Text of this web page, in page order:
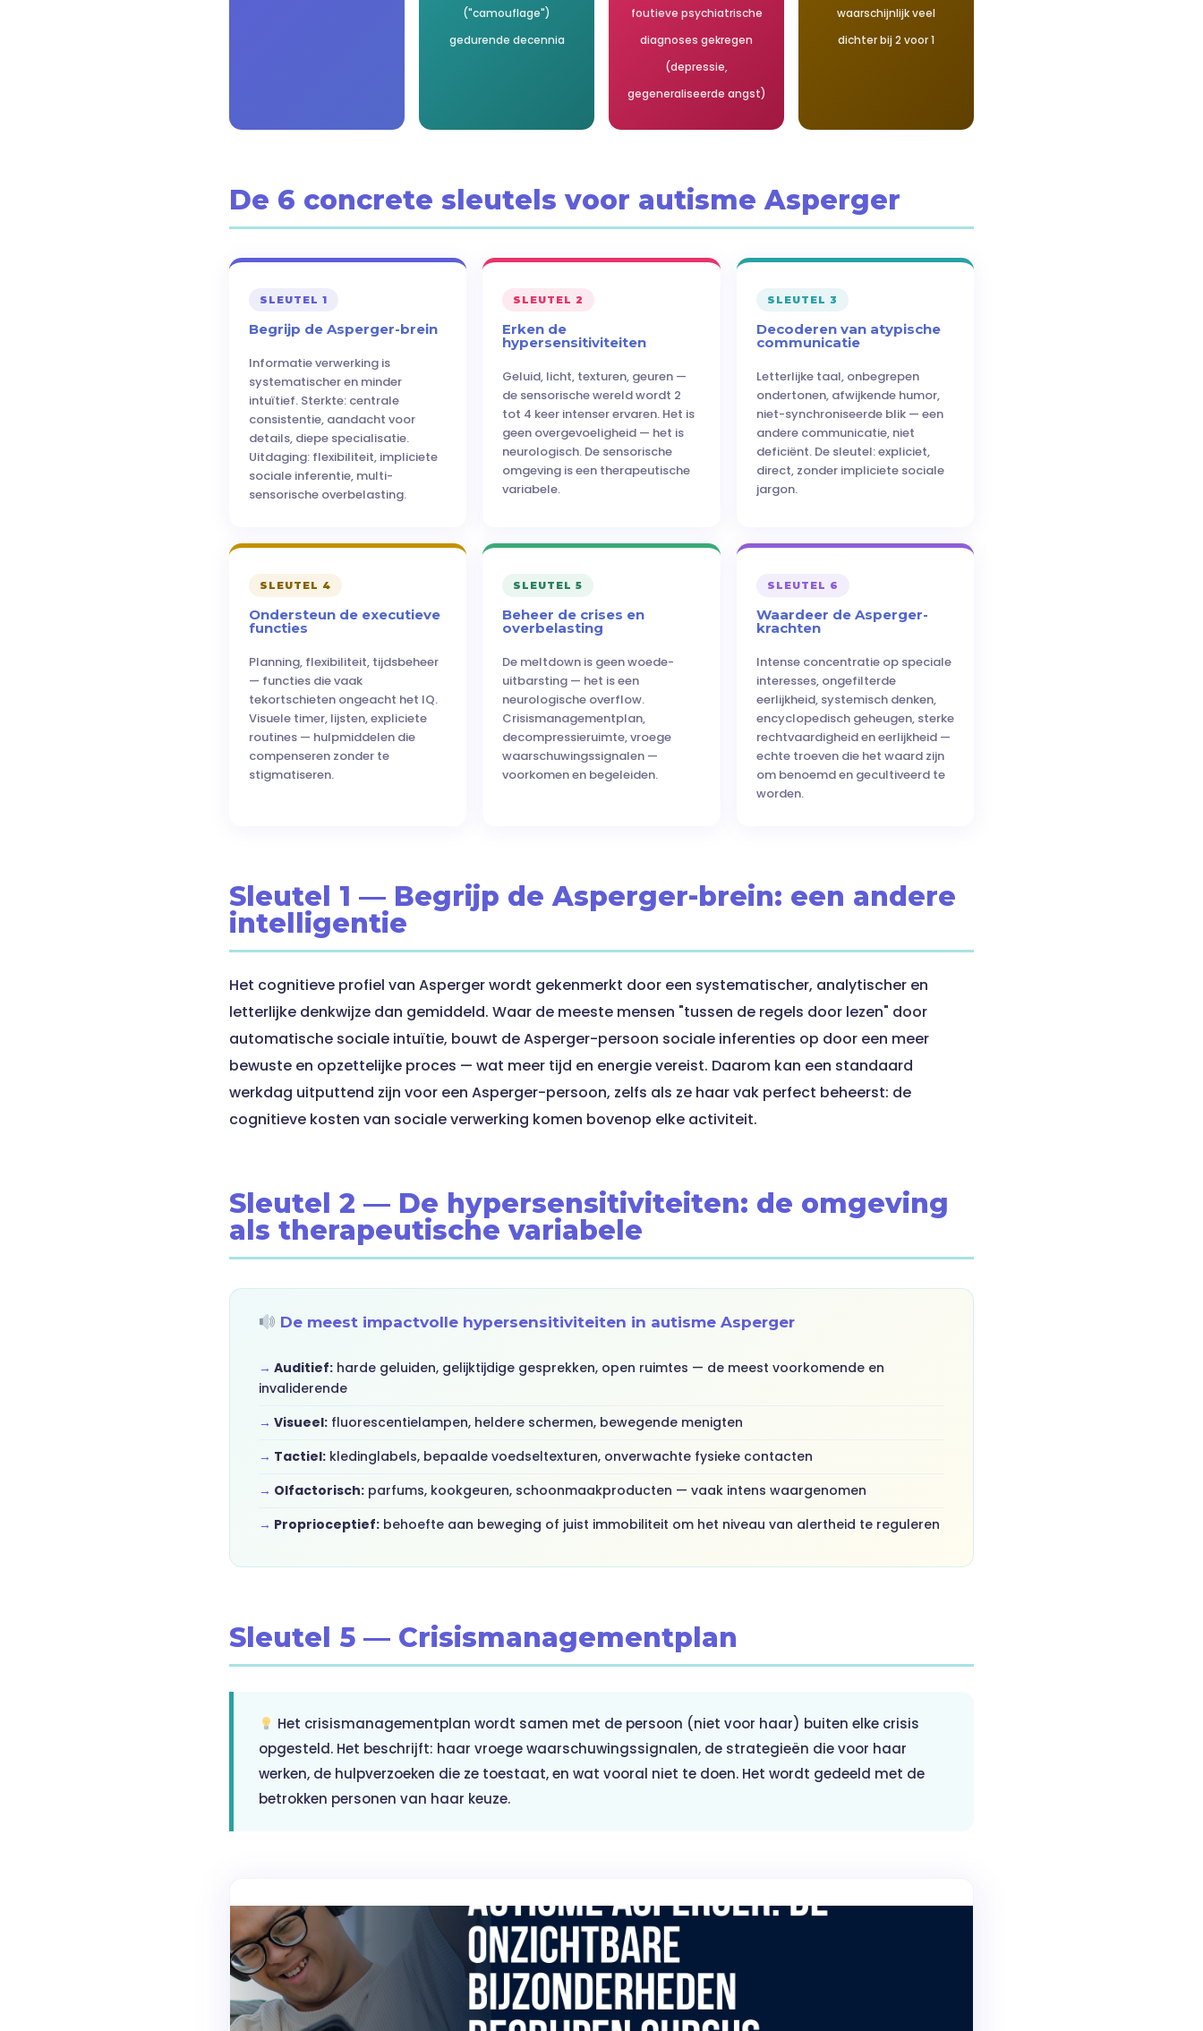
("camouflage")
gedurende decennia
foutieve psychiatrische
diagnoses gekregen
(depressie,
gegeneraliseerde angst)
waarschijnlijk veel
dichter bij 2 voor 1
De 6 concrete sleutels voor autisme Asperger
SLEUTEL 1
Begrijp de Asperger-brein
Informatie verwerking is
systematischer en minder
intuïtief. Sterkte: centrale
consistentie, aandacht voor
details, diepe specialisatie.
Uitdaging: flexibiliteit, impliciete
sociale inferentie, multi-
sensorische overbelasting.
SLEUTEL 2
Erken de
hypersensitiviteiten
Geluid, licht, texturen, geuren —
de sensorische wereld wordt 2
tot 4 keer intenser ervaren. Het is
geen overgevoeligheid — het is
neurologisch. De sensorische
omgeving is een therapeutische
variabele.
SLEUTEL 3
Decoderen van atypische
communicatie
Letterlijke taal, onbegrepen
ondertonen, afwijkende humor,
niet-synchroniseerde blik — een
andere communicatie, niet
deficiënt. De sleutel: expliciet,
direct, zonder impliciete sociale
jargon.
SLEUTEL 4
Ondersteun de executieve
functies
Planning, flexibiliteit, tijdsbeheer
— functies die vaak
tekortschieten ongeacht het IQ.
Visuele timer, lijsten, expliciete
routines — hulpmiddelen die
compenseren zonder te
stigmatiseren.
SLEUTEL 5
Beheer de crises en
overbelasting
De meltdown is geen woede-
uitbarsting — het is een
neurologische overflow.
Crisismanagementplan,
decompressieruimte, vroege
waarschuwingssignalen —
voorkomen en begeleiden.
SLEUTEL 6
Waardeer de Asperger-
krachten
Intense concentratie op speciale
interesses, ongefilterde
eerlijkheid, systemisch denken,
encyclopedisch geheugen, sterke
rechtvaardigheid en eerlijkheid —
echte troeven die het waard zijn
om benoemd en gecultiveerd te
worden.
Sleutel 1 — Begrijp de Asperger-brein: een andere
intelligentie
Het cognitieve profiel van Asperger wordt gekenmerkt door een systematischer, analytischer en
letterlijke denkwijze dan gemiddeld. Waar de meeste mensen "tussen de regels door lezen" door
automatische sociale intuïtie, bouwt de Asperger-persoon sociale inferenties op door een meer
bewuste en opzettelijke proces — wat meer tijd en energie vereist. Daarom kan een standaard
werkdag uitputtend zijn voor een Asperger-persoon, zelfs als ze haar vak perfect beheerst: de
cognitieve kosten van sociale verwerking komen bovenop elke activiteit.
Sleutel 2 — De hypersensitiviteiten: de omgeving
als therapeutische variabele
De meest impactvolle hypersensitiviteiten in autisme Asperger
Auditief: harde geluiden, gelijktijdige gesprekken, open ruimtes — de meest voorkomende en
invaliderende
Visueel: fluorescentielampen, heldere schermen, bewegende menigten
Tactiel: kledinglabels, bepaalde voedseltexturen, onverwachte fysieke contacten
Olfactorisch: parfums, kookgeuren, schoonmaakproducten — vaak intens waargenomen
Proprioceptief: behoefte aan beweging of juist immobiliteit om het niveau van alertheid te reguleren
Sleutel 5 — Crisismanagementplan
Het crisismanagementplan wordt samen met de persoon (niet voor haar) buiten elke crisis
opgesteld. Het beschrijft: haar vroege waarschuwingssignalen, de strategieën die voor haar
werken, de hulpverzoeken die ze toestaat, en wat vooral niet te doen. Het wordt gedeeld met de
betrokken personen van haar keuze.